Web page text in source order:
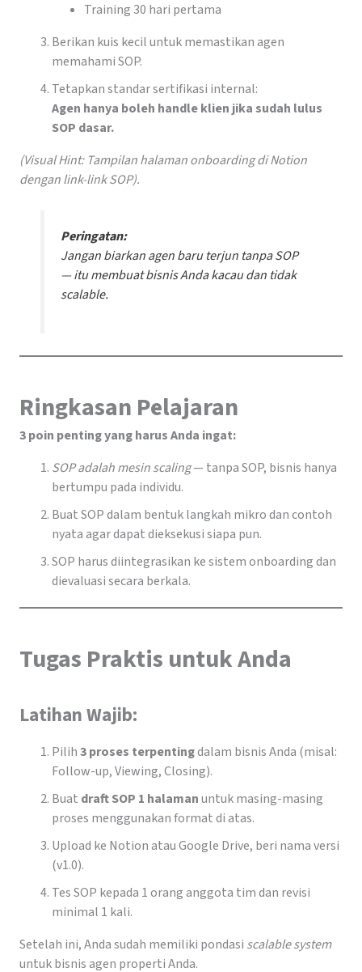
Training 30 hari pertama
Berikan kuis kecil untuk memastikan agen
memahami SOP.
Tetapkan standar sertifikasi internal:
Agen hanya boleh handle klien jika sudah lulus
SOP dasar.
(Visual Hint: Tampilan halaman onboarding di Notion
dengan link-link SOP).
Peringatan:
Jangan biarkan agen baru terjun tanpa SOP
— itu membuat bisnis Anda kacau dan tidak
scalable.
Ringkasan Pelajaran
3 poin penting yang harus Anda ingat:
SOP adalah mesin scaling— tanpa SOP, bisnis hanya
bertumpu pada individu.
Buat SOP dalam bentuk langkah mikro dan contoh
nyata agar dapat dieksekusi siapa pun.
SOP harus diintegrasikan ke sistem onboarding dan
dievaluasi secara berkala.
Tugas Praktis untuk Anda
Latihan Wajib:
Pilih3 proses terpentingdalam bisnis Anda (misal:
Follow-up, Viewing, Closing).
Buat draft SOP 1 halamanuntuk masing-masing
proses menggunakan format di atas.
Upload ke Notion atau Google Drive, beri nama versi
(v1.0).
Tes SOP kepada 1 orang anggota tim dan revisi
minimal 1 kali.
Setelah ini, Anda sudah memiliki pondasi scalable system
untuk bisnis agen properti Anda.